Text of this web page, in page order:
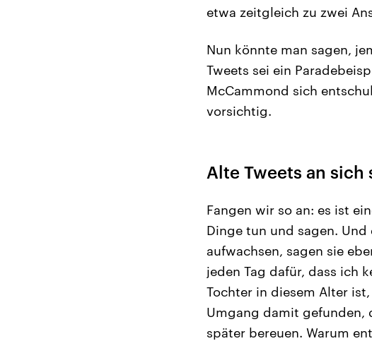
etwa zeitgleich zu zwei
Nun könnte man sagen,
Tweets sei ein
McCammond sich
vorsichtig.
Alte Tweets an
Fangen wir so an: es ist
Dinge tun und sagen. Und
aufwachsen, sagen sie
jeden Tag dafür, dass ich
Tochter in diesem Alter
Umgang damit gefunden,
später bereuen. Warum